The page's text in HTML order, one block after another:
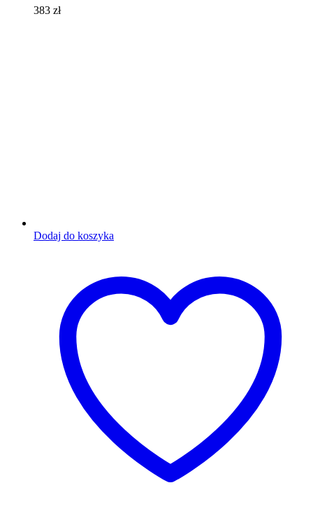
383 zł
Dodaj do koszyka